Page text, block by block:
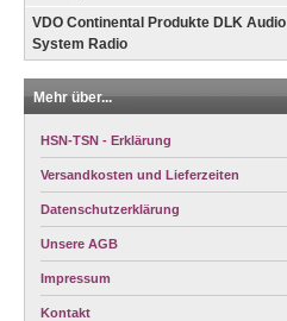
VDO Continental Produkte DLK Audio
System Radio
Mehr über...
HSN-TSN - Erklärung
Versandkosten und Lieferzeiten
Datenschutzerklärung
Unsere AGB
Impressum
Kontakt